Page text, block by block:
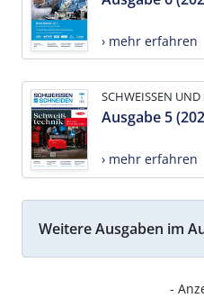
› mehr erfahren
SCHWEISSEN
Ausgabe 5
› mehr erfahren
Weitere Ausgaben im
-